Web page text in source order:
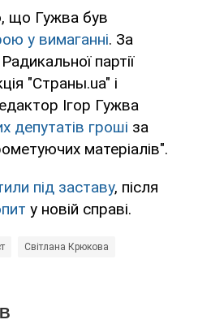
що Гужва був
у вимаганні. За
партії
"Страны.uа" і
Ігор Гужва
депутатів гроші за
матеріалів".
під заставу, після
у новій справі.
Світлана Крюкова